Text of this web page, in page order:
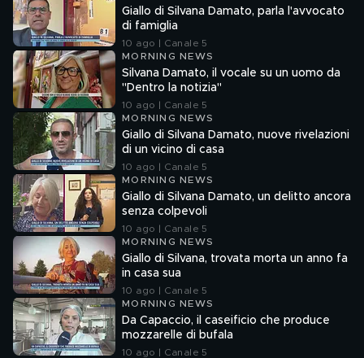
Giallo di Silvana Damato, parla l'avvocato
di famiglia
10 ago | Canale 5
MORNING NEWS
Silvana Damato, il vocale su un uomo da
"Dentro la notizia"
10 ago | Canale 5
MORNING NEWS
Giallo di Silvana Damato, nuove rivelazioni
di un vicino di casa
10 ago | Canale 5
MORNING NEWS
Giallo di Silvana Damato, un delitto ancora
senza colpevoli
10 ago | Canale 5
MORNING NEWS
Giallo di Silvana, trovata morta un anno fa
in casa sua
10 ago | Canale 5
MORNING NEWS
Da Capaccio, il caseificio che produce
mozzarelle di bufala
10 ago | Canale 5